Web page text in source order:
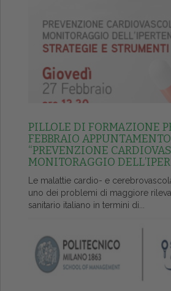
PILLOLE DI FORMAZIONE
FEBBRAIO
“PREVENZIONE
MONITORAGGIO
Le malattie cardio- e
uno dei problemi di maggiore
sanitario italiano in termini di...